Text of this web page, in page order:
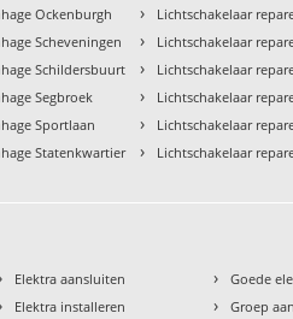
Ockenburgh
Scheveningen
Schildersbuurt
Segbroek
Sportlaan
Statenkwartier
› Lichtschakelaar
› Lichtschakelaar
› Lichtschakelaar
› Lichtschakelaar
› Lichtschakelaar
› Lichtschakelaar
Elektra aansluiten
Elektra installeren
› Goede
› Groep